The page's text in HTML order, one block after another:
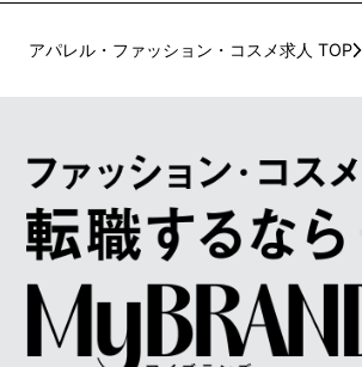
アパレル・ファッション・コスメ求人 TOP